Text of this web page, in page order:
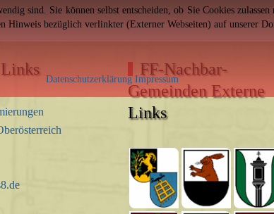
FF-Nachbar-
Gemeinden Externe
Links
sind. Sie können selbst entscheiden, ob Sie Cookies
Hinweis bezüglich verlinkter (Externer Webseiten) auf unserer
Datenschutzerklärung Impressum